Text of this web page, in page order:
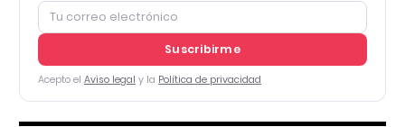
Suscribirme
Acepto el Aviso legal y la Política de privacidad